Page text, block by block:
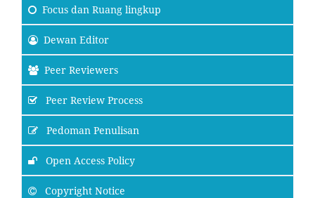
Focus dan Ruang lingkup
Dewan Editor
Peer Reviewers
Peer Review Process
Pedoman Penulisan
Open Access Policy
Copyright Notice